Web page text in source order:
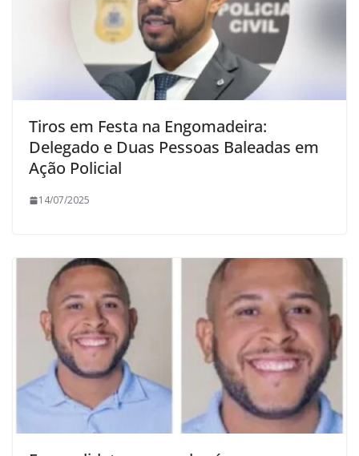
Tiros em Festa na Engomadeira:
Delegado e Duas Pessoas Baleadas em
Ação Policial
14/07/2025